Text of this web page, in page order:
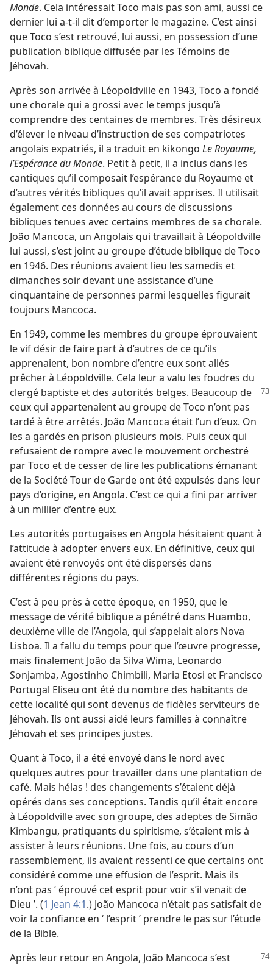
Monde. Cela intéressait Toco mais pas son ami, aussi ce
dernier lui a-​t-​il dit d’emporter le magazine. C’est ainsi
que Toco s’est retrouvé, lui aussi, en possession d’une
publication biblique diffusée par les Témoins de
Jéhovah.
Après son arrivée à Léopoldville en 1943, Toco a fondé
une chorale qui a grossi avec le temps jusqu’à
comprendre des centaines de membres. Très désireux
d’élever le niveau d’instruction de ses compatriotes
angolais expatriés, il a traduit en kikongo Le Royaume,
l’Espérance du Monde. Petit à petit, il a inclus dans les
cantiques qu’il composait l’espérance du Royaume et
d’autres vérités bibliques qu’il avait apprises. Il utilisait
également ces données au cours de discussions
bibliques tenues avec certains membres de sa chorale.
João Mancoca, un Angolais qui travaillait à Léopoldville
lui aussi, s’est joint au groupe d’étude biblique de Toco
en 1946. Des réunions avaient lieu les samedis et
dimanches soir devant une assistance d’une
cinquantaine de personnes parmi lesquelles figurait
toujours Mancoca.
En 1949, comme les membres du groupe éprouvaient
le vif désir de faire part à d’autres de ce qu’ils
apprenaient, bon nombre d’entre eux sont allés
prêcher à Léopoldville. Cela leur a valu les foudres du
clergé baptiste et des autorités belges. Beaucoup de
ceux qui appartenaient au groupe de Toco n’ont pas
tardé à être arrêtés. João Mancoca était l’un d’eux. On
les a gardés en prison plusieurs mois. Puis ceux qui
refusaient de rompre avec le mouvement orchestré
par Toco et de cesser de lire les publications émanant
de la Société Tour de Garde ont été expulsés dans leur
pays d’origine, en Angola. C’est ce qui a fini par arriver
à un millier d’entre eux.
Les autorités portugaises en Angola hésitaient quant à
l’attitude à adopter envers eux. En définitive, ceux qui
avaient été renvoyés ont été dispersés dans
différentes régions du pays.
C’est à peu près à cette époque, en 1950, que le
message de vérité biblique a pénétré dans Huambo,
deuxième ville de l’Angola, qui s’appelait alors Nova
Lisboa. Il a fallu du temps pour que l’œuvre progresse,
mais finalement João da Silva Wima, Leonardo
Sonjamba, Agostinho Chimbili, Maria Etosi et Francisco
Portugal Eliseu ont été du nombre des habitants de
cette localité qui sont devenus de fidèles serviteurs de
Jéhovah. Ils ont aussi aidé leurs familles à connaître
Jéhovah et ses principes justes.
Quant à Toco, il a été envoyé dans le nord avec
quelques autres pour travailler dans une plantation de
café. Mais hélas ! des changements s’étaient déjà
opérés dans ses conceptions. Tandis qu’il était encore
à Léopoldville avec son groupe, des adeptes de Simão
Kimbangu, pratiquants du spiritisme, s’étaient mis à
assister à leurs réunions. Une fois, au cours d’un
rassemblement, ils avaient ressenti ce que certains ont
considéré comme une effusion de l’esprit. Mais ils
n’ont pas ‘ éprouvé cet esprit pour voir s’il venait de
Dieu ’. (1 Jean 4:1.) João Mancoca n’était pas satisfait de
voir la confiance en ‘ l’esprit ’ prendre le pas sur l’étude
de la Bible.
Après leur retour en Angola, João Mancoca s’est